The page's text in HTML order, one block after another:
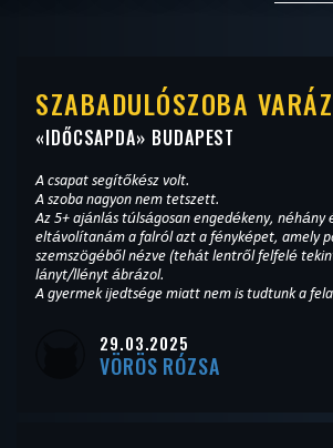
SZABADULÓSZOBA
«IDŐCSAPDA» BUDAPEST
A csapat segítőkész volt.
A szoba nagyon nem tetszett.
Az 5+ ajánlás túlságosan engedékeny, néhány
eltávolítanám a falról azt a fényképet, amely
szemszögéből nézve (tehát lentről felfelé
lányt/llényt ábrázol.
A gyermek ijedtsége miatt nem is tudtunk a
29.03.2025
VÖRÖS RÓZSA